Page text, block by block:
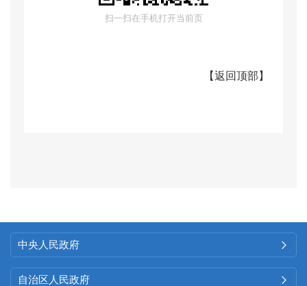
行严格审核把关，从源头做好公
府信息。全年审核发布各类信息
工作年度报告》、在“法治政府建
设组织领导
区银河路街道2024年法治政府建
扫一扫在手机打开当前页
【返回顶部 】
中央人民政府 
自治区人民政府 